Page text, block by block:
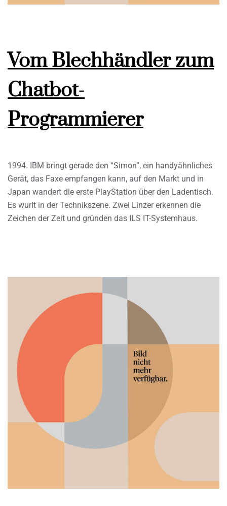
Vom Blechhändler zum
Chatbot-
Programmierer
1994. IBM bringt gerade den “Simon”, ein handyähnliches
Gerät, das Faxe empfangen kann, auf den Markt und in
Japan wandert die erste PlayStation über den Ladentisch.
Es wurlt in der Technikszene. Zwei Linzer erkennen die
Zeichen der Zeit und gründen das ILS IT-Systemhaus.